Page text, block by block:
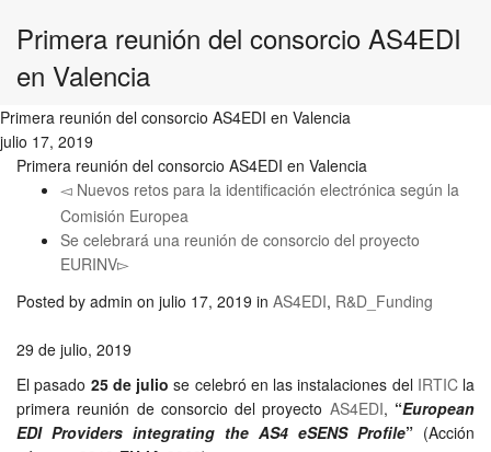
Primera reunión del consorcio AS4EDI
en Valencia
Primera reunión del consorcio AS4EDI en Valencia
julio 17, 2019
Primera reunión del consorcio AS4EDI en Valencia
Nuevos retos para la identificación electrónica según la
Comisión Europea
Se celebrará una reunión de consorcio del proyecto
EURINV
Posted by admin on julio 17, 2019 in AS4EDI, R&D_Funding
29 de julio, 2019
El pasado 25 de julio se celebró en las instalaciones del IRTICla
primera reunión de consorcio del proyecto AS4EDI, “European
EDI Providers integrating the AS4 eSENS Profile” (Acción